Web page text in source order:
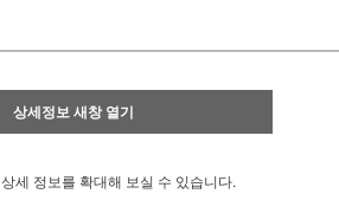
상세정보 새창 열기
상세 정보를 확대해 보실 수 있습니다.